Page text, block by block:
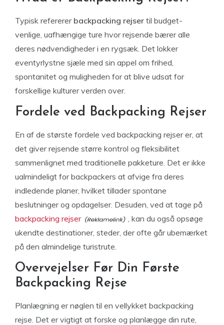
Typisk refererer backpacking rejser til budget-
venlige, uafhængige ture hvor rejsende bærer alle
deres nødvendigheder i en rygsæk. Det lokker
eventyrlystne sjæle med sin appel om frihed,
spontanitet og muligheden for at blive udsat for
forskellige kulturer verden over.
Fordele ved Backpacking Rejser
En af de største fordele ved backpacking rejser er, at
det giver rejsende større kontrol og fleksibilitet
sammenlignet med traditionelle pakketure. Det er ikke
ualmindeligt for backpackers at afvige fra deres
indledende planer, hvilket tillader spontane
beslutninger og opdagelser. Desuden, ved at tage på
backpacking rejser
, kan du også opsøge
ukendte destinationer, steder, der ofte går ubemærket
på den almindelige turistrute.
Overvejelser Før Din Første
Backpacking Rejse
Planlægning er nøglen til en vellykket backpacking
rejse. Det er vigtigt at forske og planlægge din rute,